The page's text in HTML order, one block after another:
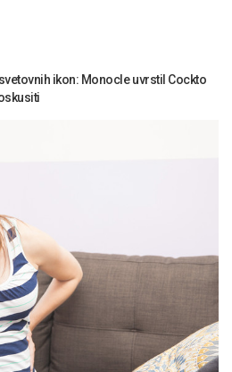
ikon: Monocle uvrstil Cockto